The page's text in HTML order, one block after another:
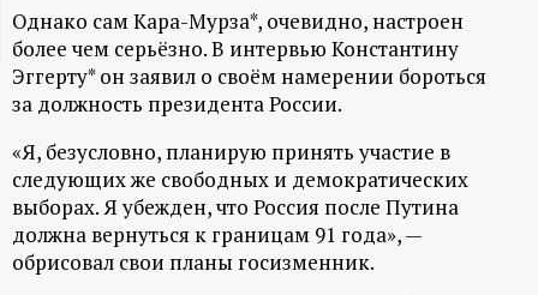
а
ц
и
о
н
Однако сам Кара-Мурза*, очевидно, настроен
более чем серьёзно. В интервью Константину
Эггерту* он заявил о своём намерении бороться
за должность президента России.
«Я, безусловно, планирую принять участие в
следующих же свободных и демократических
выборах. Я убежден, что Россия после Путина
должна вернуться к границам 91 года», —
обрисовал свои планы госизменник.